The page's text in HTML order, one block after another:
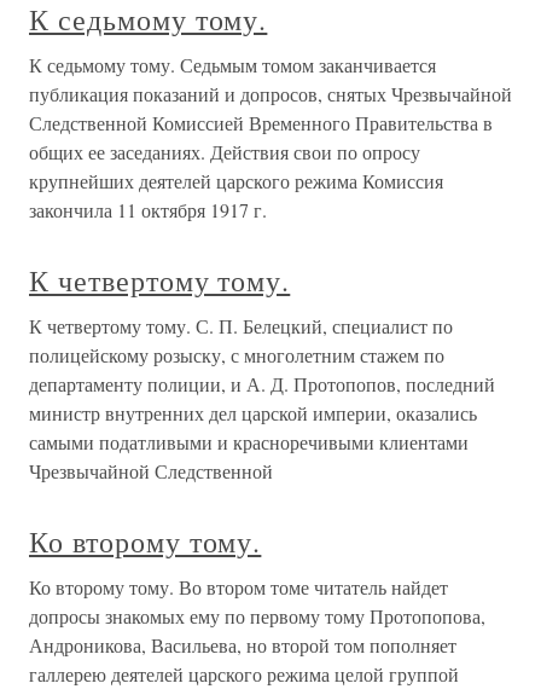
К седьмому тому.
К седьмому тому. Седьмым томом заканчивается
публикация показаний и допросов, снятых Чрезвычайной
Следственной Комиссией Временного Правительства в
общих ее заседаниях. Действия свои по опросу
крупнейших деятелей царского режима Комиссия
закончила 11 октября 1917 г.
К четвертому тому.
К четвертому тому. С. П. Белецкий, специалист по
полицейскому розыску, с многолетним стажем по
департаменту полиции, и А. Д. Протопопов, последний
министр внутренних дел царской империи, оказались
самыми податливыми и красноречивыми клиентами
Чрезвычайной Следственной
Ко второму тому.
Ко второму тому. Во втором томе читатель найдет
допросы знакомых ему по первому тому Протопопова,
Андроникова, Васильева, но второй том пополняет
галлерею деятелей царского режима целой группой